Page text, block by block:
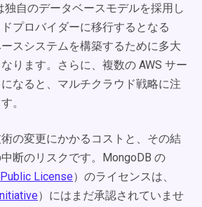
独自のデータベースモデルを採用し
プロバイダーに移行するとなる
スシステムを構築するために多大
ります。さらに、複数の AWS サー
なると、マルチクラウド戦略に注
。
の変更にかかるコストと、その結
断のリスクです。MongoDB の
License）のライセンスは、
）にはまだ承認されていませ